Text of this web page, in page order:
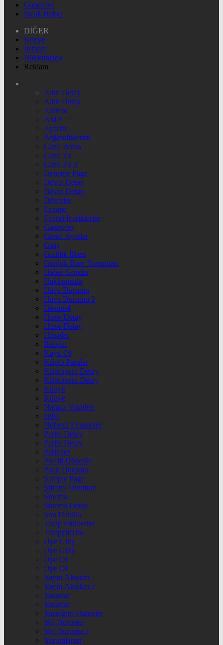
Gazeteler
Sıcak Haber
DİĞER
Künye
İletişim
Hakkımızda
Reklam
Altın Detay
Altın Detay
Altınlar
AMP
Ayarlar
Beğendiklerim
Canlı Borsa
Canlı Tv
Canlı Tv 2
Deneme Page
Döviz Detay
Döviz Detay
Dövizler
Eczane
Favori İçeriklerim
Gazeteler
Genel Ayarlar
Giriş
Gizlilik İlkesi
Günlük Burç Yorumları
Haber Gönder
Hakkımızda
Hava Durumu
Hava Durumu 2
Header4
Hisse Detay
Hisse Detay
Hisseler
İletişim
Kayıt Ol
Kripto Paralar
Kriptopara Detay
Kriptopara Detay
Künye
Künye
Namaz Vakitleri
nnbil
Nöbetçi Eczaneler
Parite Detay
Parite Detay
Pariteler
Profili Düzenle
Puan Durumu
Sample Page
Şifremi Unuttum
Sinema
Sinema Detay
Son Dakika
Takip Ettiklerim
Takipçilerim
Üye Giriş
Üye Giriş
Üye Ol
Üye Ol
Yayın Akışları
Yayın Akışları 2
Yazarlar
Yazarlar
Yazdığım Haberler
Yol Durumu
Yol Durumu 2
Yorumlarım